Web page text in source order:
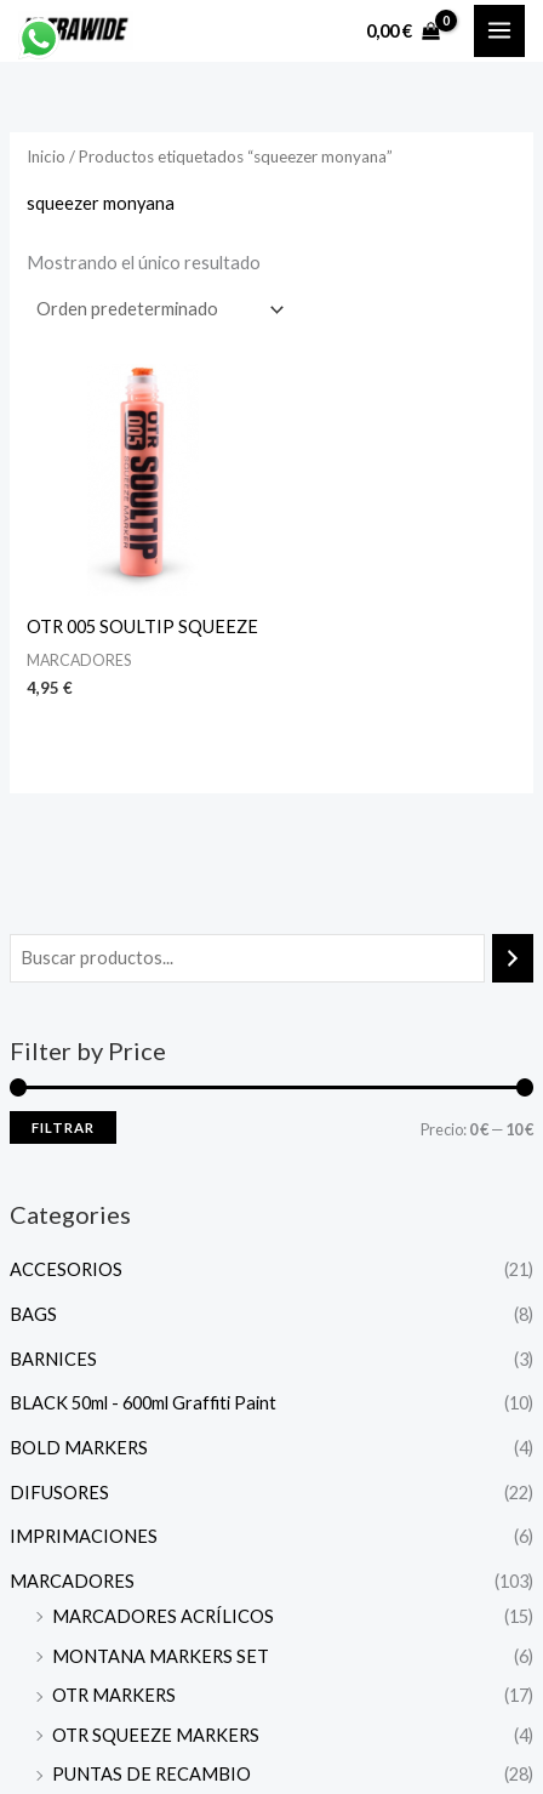
0,00€
Filter by Price
FILTRAR Precio:0 €—10 €
Categories
ACCESORIOS (21)
BAGS (8)
BARNICES (3)
BLACK 50ml - 600ml Graffiti Paint (10)
BOLD MARKERS (4)
DIFUSORES (22)
IMPRIMACIONES (6)
MARCADORES
(103)
MARCADORES ACRÍLICOS
(15)
MONTANA MARKERS SET
(6)
OTR MARKERS
(17)
OTR SQUEEZE MARKERS
(4)
PUNTAS DE RECAMBIO
(28)
Inicio / Productos etiquetados “squeezer monyana”
squeezer monyana
Mostrando el único resultado
OTR 005 SOULTIP SQUEEZE
MARCADORES
4,95€